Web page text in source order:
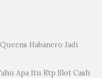
Habanero Jadi
Apa Itu Rtp Slot Cash